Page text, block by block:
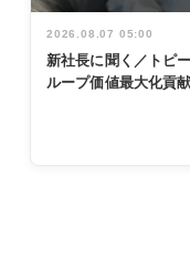
2026.08.07 05:00
新社長に聞く／トピ
ループ価値最大化貢献